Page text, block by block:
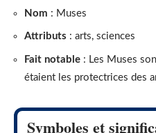
Nom : Muses
Attributs : arts, sciences
Fait notable : Les Muses
étaient les protectrices des
Symboles et